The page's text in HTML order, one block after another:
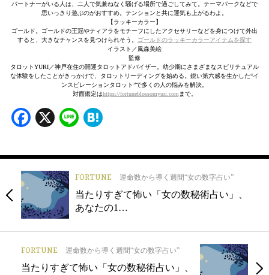
パートナーがいる人は、二人で気兼ねなく騒げる場所で過ごしてみて。テーマパークなどで
思いっきり遊ぶのがおすすめ。テンションと共に運気も上がるわよ。
【ラッキーカラー】
ゴールド。ゴールドの王冠やティアラをモチーフにしたアクセサリーなどを身につけて外出
すると、大きなチャンスを見つけられそう。 ゴールドのラッキーカラーアイテムを探す
イラスト／風森美絵
監修
タロットYURI／神戸在住の開運タロットアドバイザー。幼少期にさまざまなスピリチュアル
な体験をしたことがきっかけで、タロットリーディングを始める。鋭い第六感を生かした“イ
ンスピレーションタロット”で多くの人の悩みを解決。
対面鑑定はhttps://fortuneblossomyuri.com まで。
Facebook
X Line
FORTUNE 運命数から導く週間“女の数字占い”
当たりすぎて怖い「女の数秘術占い」、
あなたの1…
FORTUNE 運命数から導く週間“女の数字占い”
当たりすぎて怖い「女の数秘術占い」、